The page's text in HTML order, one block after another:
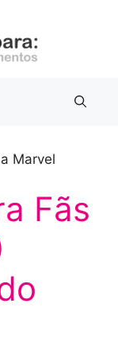
Marvel
Fãs